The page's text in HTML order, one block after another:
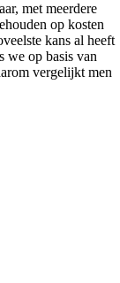
met meerdere
op kosten
kans al heeft
we op basis van
vergelijkt men